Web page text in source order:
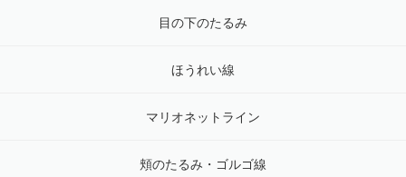
目の下のたるみ
ほうれい線
マリオネットライン
頬のたるみ・ゴルゴ線